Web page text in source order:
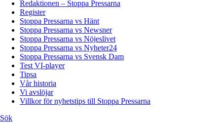
Redaktionen – Stoppa Pressarna
Register
Stoppa Pressarna vs Hänt
Stoppa Pressarna vs Newsner
Stoppa Pressarna vs Nöjeslivet
Stoppa Pressarna vs Nyheter24
Stoppa Pressarna vs Svensk Dam
Test VI-player
Tipsa
Vår historia
Vi avslöjar
Villkor för nyhetstips till Stoppa Pressarna
Sök